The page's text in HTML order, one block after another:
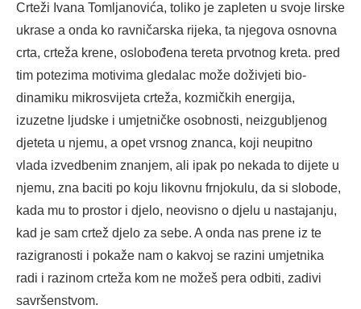
Crteži Ivana Tomljanovića, toliko je zapleten u svoje lirske
ukrase a onda ko ravničarska rijeka, ta njegova osnovna
crta, crteža krene, oslobođena tereta prvotnog kreta. pred
tim potezima motivima gledalac može doživjeti bio-
dinamiku mikrosvijeta crteža, kozmičkih energija,
izuzetne ljudske i umjetničke osobnosti, neizgubljenog
djeteta u njemu, a opet vrsnog znanca, koji neupitno
vlada izvedbenim znanjem, ali ipak po nekada to dijete u
njemu, zna baciti po koju likovnu frnjokulu, da si slobode,
kada mu to prostor i djelo, neovisno o djelu u nastajanju,
kad je sam crtež djelo za sebe. A onda nas prene iz te
razigranosti i pokaže nam o kakvoj se razini umjetnika
radi i razinom crteža kom ne možeš pera odbiti, zadivi
savršenstvom.